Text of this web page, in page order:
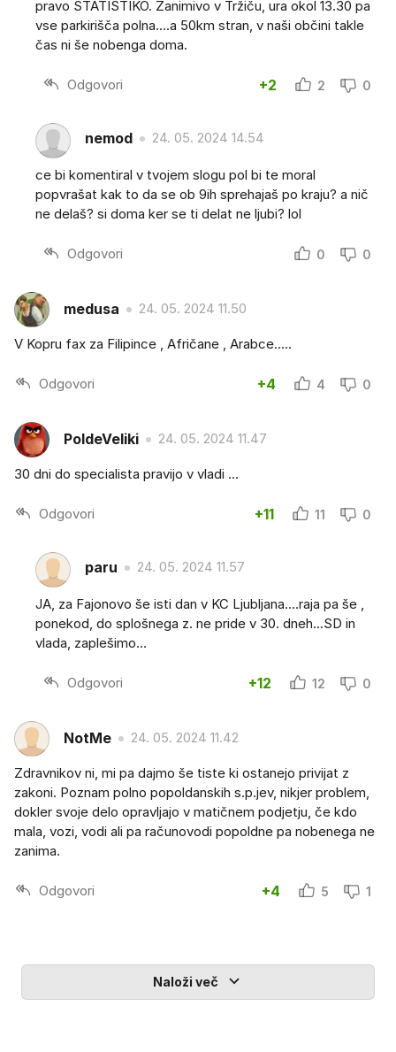
pravo STATISTIKO. Zanimivo v Tržiču, ura okol 13.30 pa
vse parkirišča polna....a 50km stran, v naši občini takle
čas ni še nobenga doma.
Odgovori +2 2 0
nemod 24. 05. 2024 14.54
ce bi komentiral v tvojem slogu pol bi te moral
popvrašat kak to da se ob 9ih sprehajaš po kraju? a nič
ne delaš? si doma ker se ti delat ne ljubi? lol
Odgovori 0 0
medusa 24. 05. 2024 11.50
V Kopru fax za Filipince , Afričane , Arabce.....
Odgovori +4 4 0
PoldeVeliki 24. 05. 2024 11.47
30 dni do specialista pravijo v vladi ...
Odgovori +11 11 0
paru 24. 05. 2024 11.57
JA, za Fajonovo še isti dan v KC Ljubljana....raja pa še ,
ponekod, do splošnega z. ne pride v 30. dneh...SD in
vlada, zaplešimo...
Odgovori +12 12 0
NotMe 24. 05. 2024 11.42
Zdravnikov ni, mi pa dajmo še tiste ki ostanejo privijat z
zakoni. Poznam polno popoldanskih s.p.jev, nikjer problem,
dokler svoje delo opravljajo v matičnem podjetju, če kdo
mala, vozi, vodi ali pa računovodi popoldne pa nobenega ne
zanima.
Odgovori +4 5 1
Naloži več